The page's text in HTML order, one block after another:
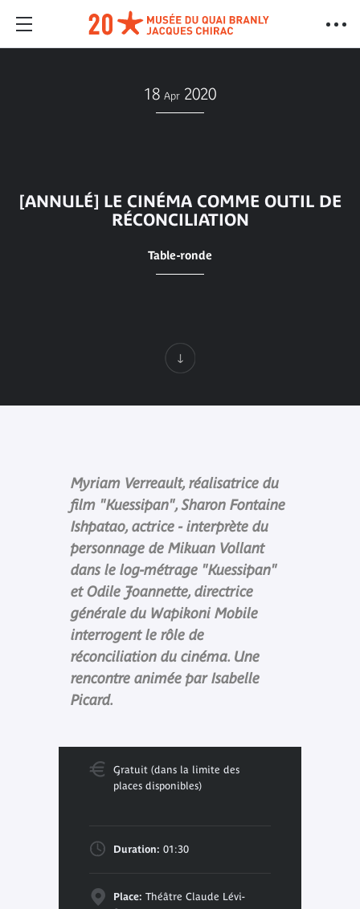
18 Apr 2020
[ANNULÉ] LE CINÉMA COMME OUTIL DE
RÉCONCILIATION
Table-ronde
Myriam Verreault, réalisatrice du
film "Kuessipan", Sharon Fontaine
Ishpatao, actrice - interprète du
personnage de Mikuan Vollant
dans le log-métrage "Kuessipan"
et Odile Joannette, directrice
générale du Wapikoni Mobile
interrogent le rôle de
réconciliation du cinéma. Une
rencontre animée par Isabelle
Picard.
Gratuit (dans la limite des
places disponibles)
Duration: 01:30
Place: Théâtre Claude Lévi-